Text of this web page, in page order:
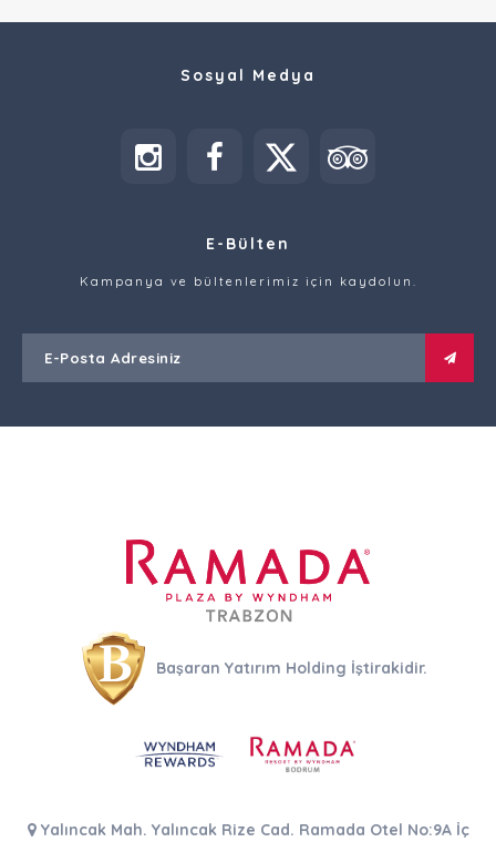
Sosyal Medya
E-Bülten
Kampanya ve bültenlerimiz için kaydolun.
Başaran Yatırım Holding İştirakidir.
Yalıncak Mah. Yalıncak Rize Cad. Ramada Otel No:9A İç